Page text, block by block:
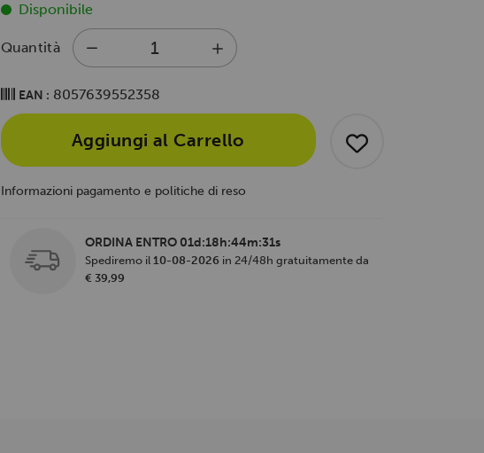
Disponibile
Quantità
EAN : 8057639552358
Aggiungi al Carrello
Informazioni pagamento e politiche di reso
ORDINA ENTRO 01d:18h:44m:30s
Spediremo il 10-08-2026 in 24/48h gratuitamente da
€ 39,99